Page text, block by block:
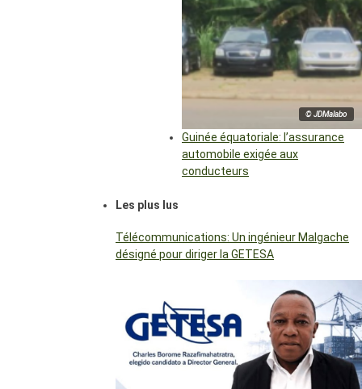
© JDMalabo
Guinée équatoriale: l’assurance
automobile exigée aux
conducteurs
Les plus lus
Télécommunications: Un ingénieur Malgache
désigné pour diriger la GETESA